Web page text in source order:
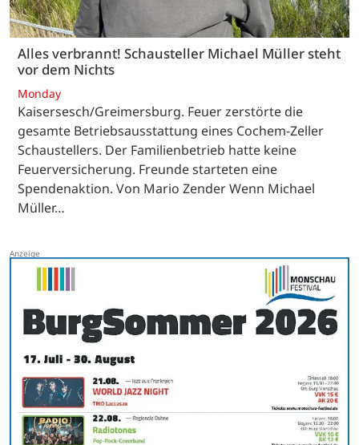
Alles verbrannt! Schausteller Michael Müller steht
vor dem Nichts
Monday
Kaisersesch/Greimersburg. Feuer zerstörte die
gesamte Betriebsausstattung eines Cochem-Zeller
Schaustellers. Der Familienbetrieb hatte keine
Feuerversicherung. Freunde starteten eine
Spendenaktion. Von Mario Zender Wenn Michael
Müller…